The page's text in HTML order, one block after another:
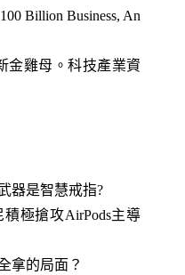
Billion Business, An
金雞母。科技產業資
器是智慧戒指?
極搶攻AirPods主導
拿的局面？